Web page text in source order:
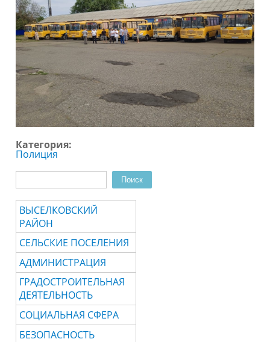
Категория:
Полиция
Поиск
ВЫСЕЛКОВСКИЙ
РАЙОН
СЕЛЬСКИЕ ПОСЕЛЕНИЯ
АДМИНИСТРАЦИЯ
ГРАДОСТРОИТЕЛЬНАЯ
ДЕЯТЕЛЬНОСТЬ
СОЦИАЛЬНАЯ СФЕРА
БЕЗОПАСНОСТЬ